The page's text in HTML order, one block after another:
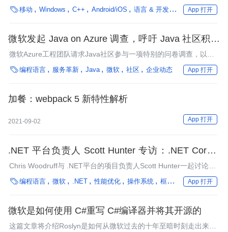
具，想以此促进iOS应用的开发者转移到Windows平台上来。但这
样的努力也伴随着争议，原因是部分开发者对微软使用他们开源代
移动 Windows C++ Android/iOS 语言 & 开发 操作系统 编程
App 打开
微软发起 Java on Azure 调查，呼吁 Java 社区积极
参与
微软Azure工程团队请求Java社区参与一项特别的问卷调查，以便
了解将Java EE应用程序迁移到云端将面临哪些挑战。
编程语言 服务革新 Java 微软 社区 企业动态 App 打开
加餐：webpack 5 新特性解析
2021-09-02 App 打开
.NET 平台负责人 Scott Hunter 专访：.NET Core 3
给 .NET Core 带来了很多新东西
Chris Woodruff与 .NET平台的项目负责人Scott Hunter一起讨论了
开发人员对.NET Core 3的期望。
编程语言 微软 .NET 性能优化 操作系统 框架 微服务 企业动
App 打开
微软是如何使用 C#重写 C#编译器并将其开源的
这篇文章将介绍Roslyn是如何从微软过去的十年至暗时刻走出来，